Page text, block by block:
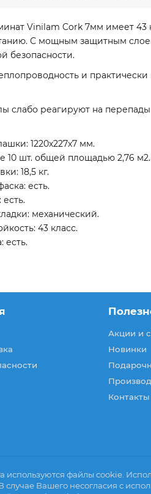
Vinilam Cork 7мм имеет 43
С мощным защитным
безопасности.
и
слабо реагируют на
1220х227х7 мм.
10 шт. общей площадью 2,76 м2.
18,5 кг.
есть.
механический.
43 класс.
есть.
Акции и
Новинки
используются файлы cookie.
Вашего несогласия с